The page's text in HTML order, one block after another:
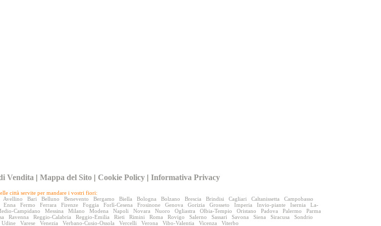
Vendita |Mappa del Sito | Cookie Policy |Informativa Privacy
città servite per mandare i vostri fiori:
Avellino Bari Belluno Benevento Bergamo Biella Bologna Bolzano Brescia Brindisi Cagliari Caltanissetta
Campobasso
Enna Fermo Ferrara Firenze Foggia Forlì-Cesena Frosinone Genova Gorizia Grosseto Imperia Invio-piante Isernia
La-
Campidano Messina Milano Modena Napoli Novara Nuoro Ogliastra Olbia-Tempio Oristano Padova Palermo
Parma
Ravenna Reggio-Calabria Reggio-Emilia Rieti Rimini Roma Rovigo Salerno Sassari Savona Siena Siracusa
Sondrio
Udine Varese Venezia Verbano-Cusio-Ossola Vercelli Verona Vibo-Valentia Vicenza Viterbo